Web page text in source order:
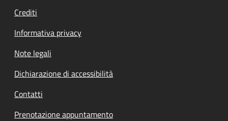
Crediti
Informativa privacy
Note legali
Dichiarazione di accessibilità
Contatti
Prenotazione appuntamento